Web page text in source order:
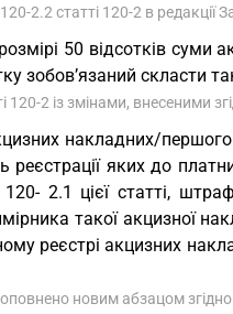
2.2 статті 120-2 в редакції
50 відсотків суми
зобов’язаний скласти
120-2 із змінами, внесеними
накладних/
реєстрації яких до
2.1 цієї статті,
такої акцизної
реєстрі акцизних
новим абзацом